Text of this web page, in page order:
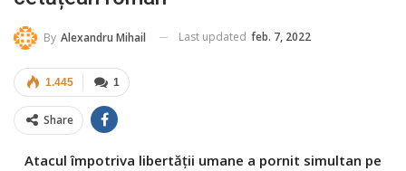
By Alexandru Mihail Last updated feb. 7, 2022
1
1.445
Share
Atacul împotriva libertății umane a pornit simultan pe